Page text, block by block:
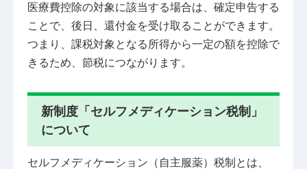
医療費控除の対象に該当する場合は、確定申告する
ことで、後日、還付金を受け取ることができます。
つまり、課税対象となる所得から一定の額を控除で
きるため、節税につながります。
新制度「セルフメディケーション税制」
について
セルフメディケーション（自主服薬）税制とは、